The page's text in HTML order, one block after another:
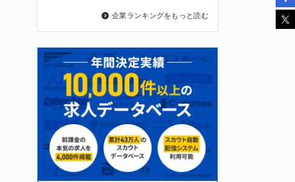
企業ランキングをもっと読む